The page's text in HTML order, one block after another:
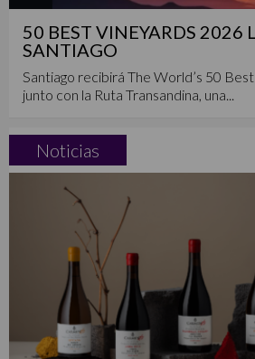
50 BEST VINEYARDS 2026
SANTIAGO
Santiago recibirá The World’s 50
junto con la Ruta Transandina, una...
Noticias